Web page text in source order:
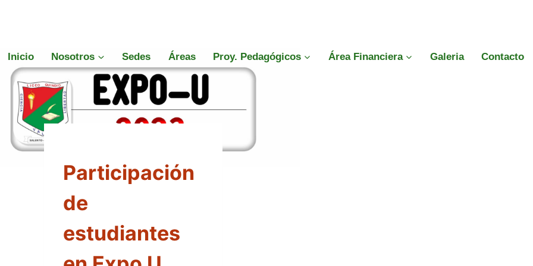
Inicio Nosotros Sedes Áreas Proy. Pedagógicos Área Financiera Galeria Contacto
Participación
de
estudiantes